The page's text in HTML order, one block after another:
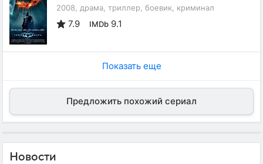
2008, драма, триллер, боевик, криминал
7.9 IMDb 9.1
Показать еще
Предложить похожий сериал
Новости